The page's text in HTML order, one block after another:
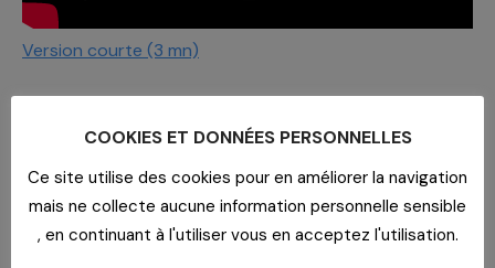
Version courte (3 mn)
RELATED POSTS
Journée des Partenaires
Le
rendez-vous approche !
COOKIES ET DONNÉES PERSONNELLES
Ce site utilise des cookies pour en améliorer la navigation
mais ne collecte aucune information personnelle sensible
, en continuant à l'utiliser vous en acceptez l'utilisation.